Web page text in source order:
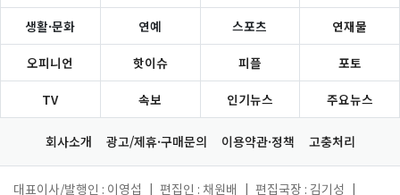
생활·문화 연예 스포츠 연재물
오피니언 핫이슈 피플 포토
TV 속보 인기뉴스 주요뉴스
회사소개 광고/제휴·구매문의 이용약관·정책 고충처리
대표이사/발행인 : 이영섭 편집인 : 채원배 편집국장 : 김기성